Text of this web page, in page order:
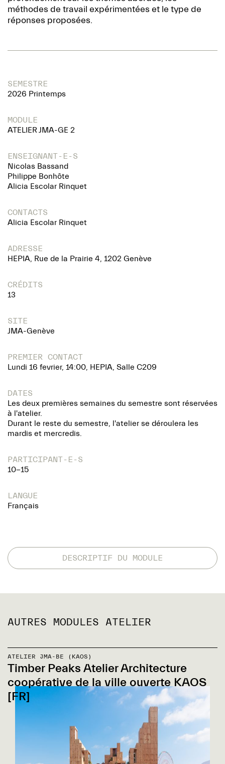
méthodes de travail expérimentées et le type de
réponses proposées.
SEMESTRE
2026 Printemps
MODULE
ATELIER JMA-GE 2
ENSEIGNANT-E-S
Nicolas Bassand
Philippe Bonhôte
Alicia Escolar Rinquet
CONTACTS
Alicia Escolar Rinquet
ADRESSE
HEPIA, Rue de la Prairie 4, 1202 Genève
CRÉDITS
13
SITE
JMA-Genève
PREMIER CONTACT
Lundi 16 fevrier, 14:00, HEPIA, Salle C209
DATES
Les deux premières semaines du semestre sont réservées
à l'atelier.
Durant le reste du semestre, l'atelier se déroulera les
mardis et mercredis.
PARTICIPANT-E-S
10-15
LANGUE
Français
DESCRIPTIF DU MODULE
AUTRES MODULES ATELIER
ATELIER JMA-BE (KAOS)
Timber Peaks Atelier Architecture
coopérative de la ville ouverte KAOS
[FR]